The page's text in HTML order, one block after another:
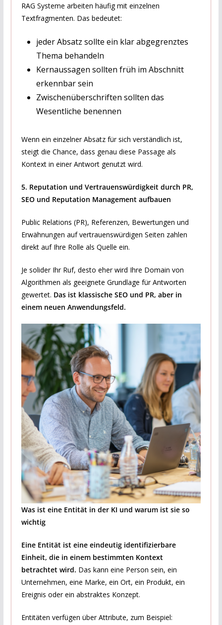
RAG Systeme arbeiten häufig mit einzelnen
Textfragmenten. Das bedeutet:
jeder Absatz sollte ein klar abgegrenztes
Thema behandeln
Kernaussagen sollten früh im Abschnitt
erkennbar sein
Zwischenüberschriften sollten das
Wesentliche benennen
Wenn ein einzelner Absatz für sich verständlich ist,
steigt die Chance, dass genau diese Passage als
Kontext in einer Antwort genutzt wird.
5. Reputation und Vertrauenswürdigkeit durch PR,
SEO und Reputation Management aufbauen
Public Relations (PR), Referenzen, Bewertungen und
Erwähnungen auf vertrauenswürdigen Seiten zahlen
direkt auf Ihre Rolle als Quelle ein.
Je solider Ihr Ruf, desto eher wird Ihre Domain von
Algorithmen als geeignete Grundlage für Antworten
gewertet. Das ist klassische SEO und PR, aber in
einem neuen Anwendungsfeld.
Was ist eine Entität in der KI und warum ist sie so
wichtig
Eine Entität ist eine eindeutig identifizierbare
Einheit, die in einem bestimmten Kontext
betrachtet wird. Das kann eine Person sein, ein
Unternehmen, eine Marke, ein Ort, ein Produkt, ein
Ereignis oder ein abstraktes Konzept.
Entitäten verfügen über Attribute, zum Beispiel: